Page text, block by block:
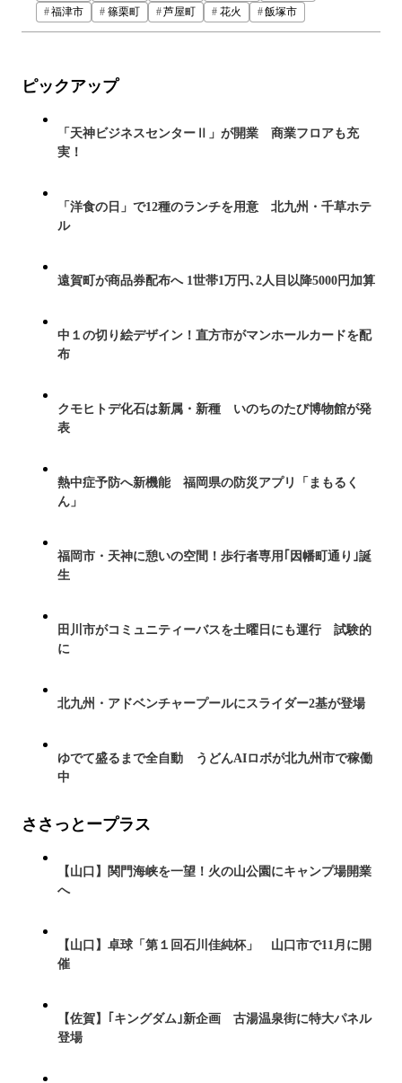
福津市
篠栗町 芦屋町 花火 飯塚市
ピックアップ
「天神ビジネスセンターⅡ」が開業 商業フロアも充
実！
「洋食の日」で12種のランチを用意 北九州・千草ホテ
ル
遠賀町が商品券配布へ 1世帯1万円､2人目以降5000円加算
中１の切り絵デザイン！直方市がマンホールカードを配
布
クモヒトデ化石は新属・新種 いのちのたび博物館が発
表
熱中症予防へ新機能 福岡県の防災アプリ「まもるく
ん」
福岡市・天神に憩いの空間！歩行者専用｢因幡町通り｣誕
生
田川市がコミュニティーバスを土曜日にも運行 試験的
に
北九州・アドベンチャープールにスライダー2基が登場
ゆでて盛るまで全自動 うどんAIロボが北九州市で稼働
中
ささっとープラス
【山口】関門海峡を一望！火の山公園にキャンプ場開業
へ
【山口】卓球「第１回石川佳純杯」 山口市で11月に開
催
【佐賀】｢キングダム｣新企画 古湯温泉街に特大パネル
登場